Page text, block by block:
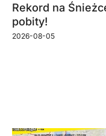
Rekord na
pobity!
2026-08-05